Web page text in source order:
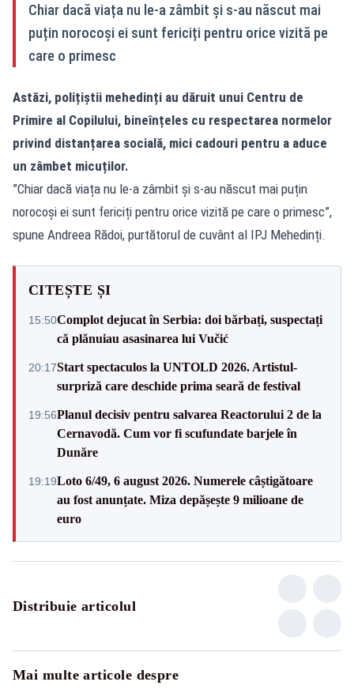
Chiar dacă viața nu le-a zâmbit și s-au născut mai
puțin norocoși ei sunt fericiți pentru orice vizită pe
care o primesc
Astăzi, polițiștii mehedinți au dăruit unui Centru de
Primire al Copilului, bineînțeles cu respectarea normelor
privind distanțarea socială, mici cadouri pentru a aduce
un zâmbet micuților.
”Chiar dacă viața nu le-a zâmbit și s-au născut mai puțin
norocoși ei sunt fericiți pentru orice vizită pe care o primesc”,
spune Andreea Rădoi, purtătorul de cuvânt al IPJ Mehedinți.
CITEȘTE ȘI
15:50Complot dejucat în Serbia: doi bărbați, suspectați
că plănuiau asasinarea lui Vučić
20:17Start spectaculos la UNTOLD 2026. Artistul-
surpriză care deschide prima seară de festival
19:56Planul decisiv pentru salvarea Reactorului 2 de la
Cernavodă. Cum vor fi scufundate barjele în
Dunăre
19:19Loto 6/49, 6 august 2026. Numerele câștigătoare
au fost anunțate. Miza depășește 9 milioane de
euro
Distribuie articolul
Mai multe articole despre